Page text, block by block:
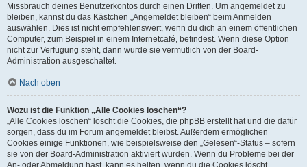
Missbrauch deines Benutzerkontos durch einen Dritten. Um angemeldet zu
bleiben, kannst du das Kästchen „Angemeldet bleiben“ beim Anmelden
auswählen. Dies ist nicht empfehlenswert, wenn du dich an einem öffentlichen
Computer, zum Beispiel in einem Internetcafé, befindest. Wenn diese Option
nicht zur Verfügung steht, dann wurde sie vermutlich von der Board-
Administration ausgeschaltet.
Nach oben
Wozu ist die Funktion „Alle Cookies löschen“?
„Alle Cookies löschen“ löscht die Cookies, die phpBB erstellt hat und die dafür
sorgen, dass du im Forum angemeldet bleibst. Außerdem ermöglichen
Cookies einige Funktionen, wie beispielsweise den „Gelesen“-Status – sofern
sie von der Board-Administration aktiviert wurden. Wenn du Probleme bei der
An- oder Abmeldung hast, kann es helfen, wenn du die Cookies löscht.